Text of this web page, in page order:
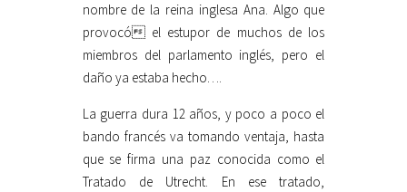
nombre de la reina inglesa Ana. Algo que
provocó el estupor de muchos de los
miembros del parlamento inglés, pero el
daño ya estaba hecho….
La guerra dura 12 años, y poco a poco el
bando francés va tomando ventaja, hasta
que se firma una paz conocida como el
Tratado de Utrecht. En ese tratado,